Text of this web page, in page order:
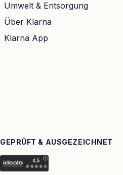
Umwelt & Entsorgung
Über Klarna
Klarna App
GEPRÜFT & AUSGEZEICHNET